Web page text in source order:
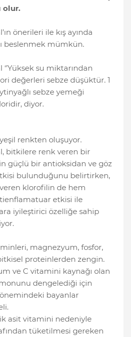
olur.
önerileri ile kış ayında
beslenmek mümkün.
su miktarından
değerleri sebze düşüktür. 1
sebze yemeği
diyor.
renkten oluşuyor.
bitkilere renk veren bir
güçlü bir antioksidan ve göz
bulunduğunu belirtirken,
klorofilin de hem
etkisi ile
iyileştirici özelliğe sahip
magnezyum, fosfor,
proteinlerden zengin.
ve C vitamini kaynağı olan
dengelediği için
bayanlar
asit vitamini nedeniyle
tüketilmesi gereken